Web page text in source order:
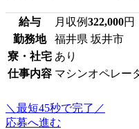
給与 月収例322,000円
勤務地
福井県 坂井市
寮・社宅 あり
仕事内容 マシンオペレー
＼最短45秒で完了／
応募へ進む